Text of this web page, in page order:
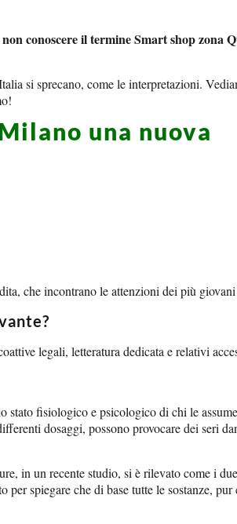
conoscere il termine Smart shop zona
si sprecano, come le interpretazioni.
una nuova
che incontrano le attenzioni dei più
legali, letteratura dedicata e relativi
stato fisiologico e psicologico di chi le
dosaggi, possono provocare dei seri
in un recente studio, si è rilevato come i
spiegare che di base tutte le sostanze,